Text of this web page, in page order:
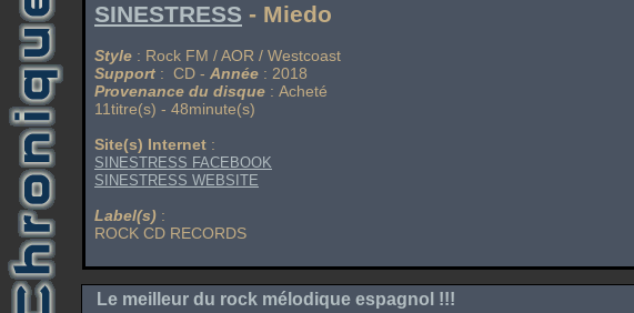
SINESTRESS - Miedo
Style : Rock FM / AOR / Westcoast
Support : CD - Année : 2018
Provenance du disque : Acheté
11titre(s) - 48minute(s)
Site(s) Internet :
SINESTRESS FACEBOOK
SINESTRESS WEBSITE
Label(s) :
ROCK CD RECORDS
Le meilleur du rock mélodique espagnol !!!